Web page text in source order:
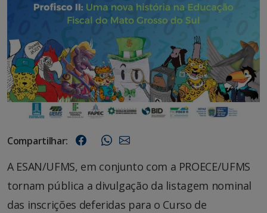
Compartilhar:
A ESAN/UFMS, em conjunto com a PROECE/UFMS
tornam pública a divulgação da listagem nominal
das inscrições deferidas para o Curso de